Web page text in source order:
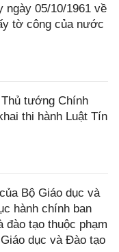
ngày 05/10/1961 về
tờ công của nước
tướng Chính
thi hành Luật Tín
Bộ Giáo dục và
hành chính ban
tạo thuộc phạm
dục và Đào tạo